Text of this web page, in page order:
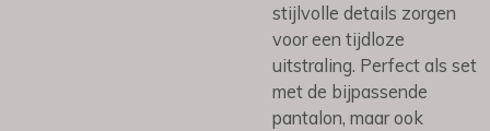
stijlvolle details zorgen
voor een tijdloze
uitstraling. Perfect als set
met de bijpassende
pantalon, maar ook